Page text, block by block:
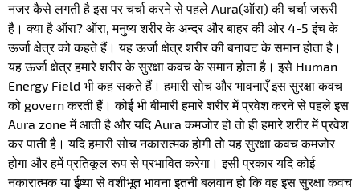
नजर कैसे लगती है इस पर चर्चा करने से पहले Aura(ऑरा) की चर्चा जरूरी
है। क्या है ऑरा? ऑरा, मनुष्य शरीर के अन्दर और बाहर की ओर 4-5 इंच के
ऊर्जा क्षेत्र को कहते हैं। यह ऊर्जा क्षेत्र शरीर की बनावट के समान होता है।
यह ऊर्जा क्षेत्र हमारे शरीर के सुरक्षा कवच के समान होता है। इसे Human
Energy Field भी कह सकते हैं। हमारी सोच और भावनाएँ इस सुरक्षा कवच
को govern करती हैं। कोई भी बीमारी हमारे शरीर में प्रवेश करने से पहले इस
Aura zone में आती है और यदि Aura कमजोर हो तो ही हमारे शरीर में प्रवेश
कर पाती है। यदि हमारी सोच नकारात्मक होगी तो यह सुरक्षा कवच कमजोर
होगा और हमें प्रतिकूल रूप से प्रभावित करेगा। इसी प्रकार यदि कोई
नकारात्मक या ईष्र्या से वशीभूत भावना इतनी बलवान हो कि वह इस सुरक्षा कवच